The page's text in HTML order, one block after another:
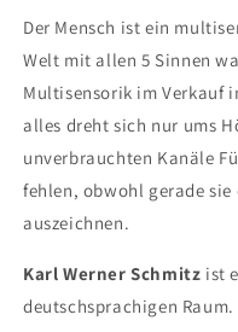
Der Mensch ist ein
Welt mit allen 5 Sinnen
Multisensorik im Verkauf
alles dreht sich nur ums
unverbrauchten Kanäle
fehlen, obwohl gerade
auszeichnen.
Karl Werner Schmitz ist
deutschsprachigen